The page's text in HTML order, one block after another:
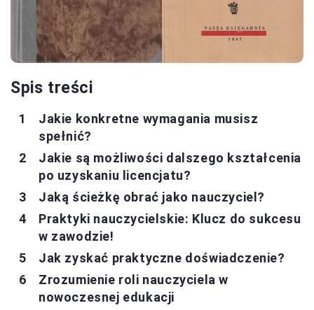
Spis treści
Jakie konkretne wymagania musisz
spełnić?
Jakie są możliwości dalszego kształcenia
po uzyskaniu licencjatu?
Jaką ścieżkę obrać jako nauczyciel?
Praktyki nauczycielskie: Klucz do sukcesu
w zawodzie!
Jak zyskać praktyczne doświadczenie?
Zrozumienie roli nauczyciela w
nowoczesnej edukacji